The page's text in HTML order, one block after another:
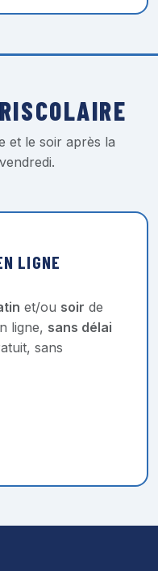
et le soir après la
LIGNE
et/ou soir de
ligne, sans délai
sans